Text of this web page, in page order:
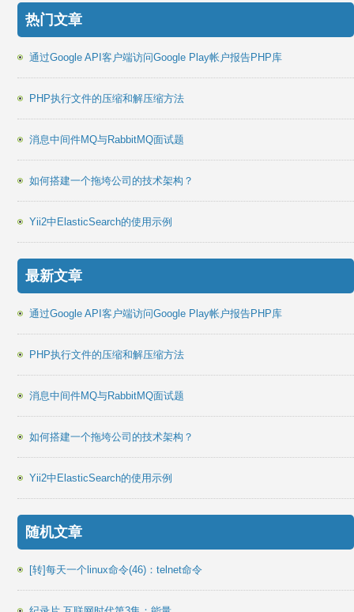
热门文章
通过Google API客户端访问Google Play帐户报告PHP库
PHP执行文件的压缩和解压缩方法
消息中间件MQ与RabbitMQ面试题
如何搭建一个拖垮公司的技术架构？
Yii2中ElasticSearch的使用示例
最新文章
通过Google API客户端访问Google Play帐户报告PHP库
PHP执行文件的压缩和解压缩方法
消息中间件MQ与RabbitMQ面试题
如何搭建一个拖垮公司的技术架构？
Yii2中ElasticSearch的使用示例
随机文章
[转]每天一个linux命令(46)：telnet命令